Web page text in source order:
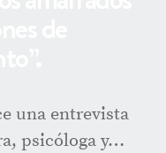
una entrevista
psicóloga y…